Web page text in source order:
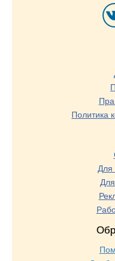
Политика
Для